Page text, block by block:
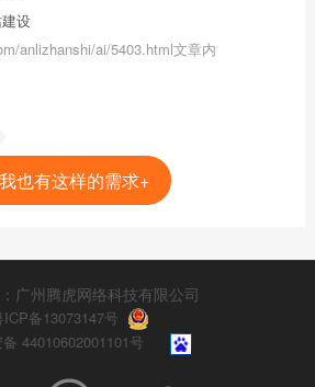
设
anlizhanshi/ai/5403.html文章内
也有这样的需求+
广州腾虎网络科技有限公司
ICP备13073147号
44010602001101号